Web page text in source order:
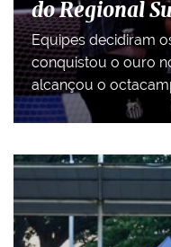
do Regional
Equipes decidiram
conquistou o ouro
alcançou o